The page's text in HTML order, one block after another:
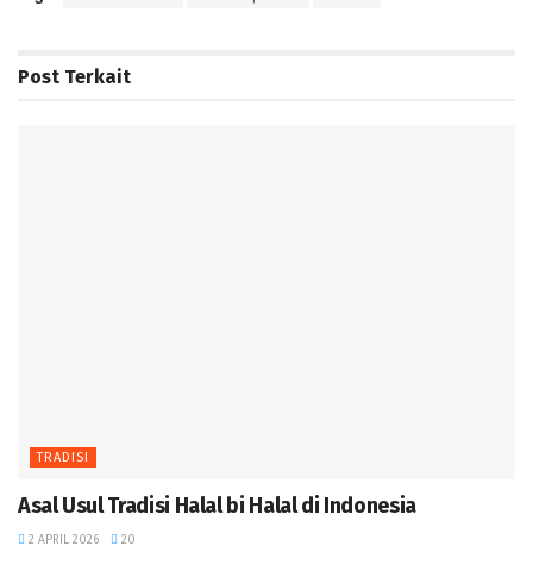
Post Terkait
TRADISI
Asal Usul Tradisi Halal bi Halal di Indonesia
2 APRIL 2026 20